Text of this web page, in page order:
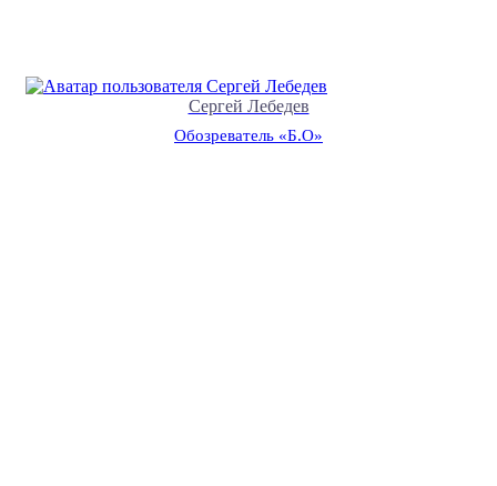
Сергей Лебедев
Обозреватель «Б.О»